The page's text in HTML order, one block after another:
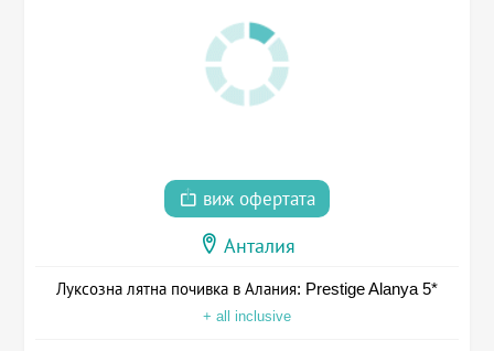
виж офертата
Анталия
Луксозна лятна почивка в Алания: Prestige Alanya 5*
+ all inclusive